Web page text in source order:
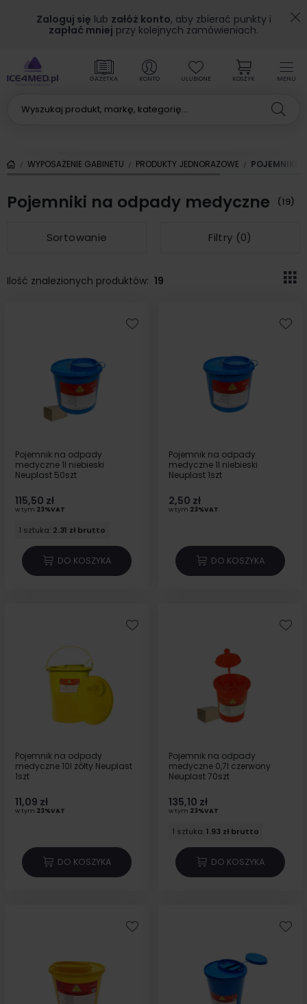
Zaloguj się lub załóż konto, aby zbierać punkty i
zapłać mniej przy kolejnych zamówieniach.
MENU
GAZETKA KONTO ULUBIONE KOSZYK
WYPOSAŻENIE GABINETU PRODUKTY JEDNORAZOWE POJEMNIKI
Pojemniki na odpady medyczne (19)
Sortowanie Filtry (0)
Ilość znalezionych produktów: 19
Pojemnik na odpady
medyczne 1l niebieski
Neuplast 50szt
115,50 zł
w tym 23%VAT
1 sztuka: 2.31 zł brutto
DO KOSZYKA
Pojemnik na odpady
medyczne 1l niebieski
Neuplast 1szt
2,50 zł
w tym 23%VAT
DO KOSZYKA
Pojemnik na odpady
medyczne 10l żółty Neuplast
1szt
11,09 zł
w tym 23%VAT
DO KOSZYKA
Pojemnik na odpady
medyczne 0,7l czerwony
Neuplast 70szt
135,10 zł
w tym 23%VAT
1 sztuka:1.93 zł brutto
DO KOSZYKA